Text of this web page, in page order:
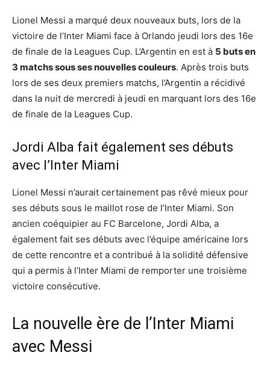
Lionel Messi a marqué deux nouveaux buts, lors de la
victoire de l’Inter Miami face à Orlando jeudi lors des 16e
de finale de la Leagues Cup. L’Argentin en est à 5 buts en
3 matchs sous ses nouvelles couleurs. Après trois buts
lors de ses deux premiers matchs, l’Argentin a récidivé
dans la nuit de mercredi à jeudi en marquant lors des 16e
de finale de la Leagues Cup.
Jordi Alba fait également ses débuts
avec l’Inter Miami
Lionel Messi n’aurait certainement pas rêvé mieux pour
ses débuts sous le maillot rose de l’Inter Miami. Son
ancien coéquipier au FC Barcelone, Jordi Alba, a
également fait ses débuts avec l’équipe américaine lors
de cette rencontre et a contribué à la solidité défensive
qui a permis à l’Inter Miami de remporter une troisième
victoire consécutive.
La nouvelle ère de l’Inter Miami
avec Messi